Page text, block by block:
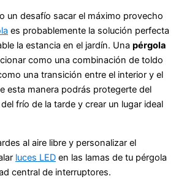
un desafío sacar el máximo provecho
es probablemente la solución perfecta
la estancia en el jardín. Una pérgola
como una combinación de toldo
una transición entre el interior y el
esta manera podrás protegerte del
frío de la tarde y crear un lugar ideal
al aire libre y personalizar el
luces LED en las lamas de tu pérgola
central de interruptores.